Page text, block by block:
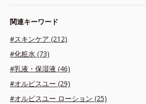
関連キーワード
#スキンケア (212)
#化粧水 (73)
#乳液・保湿液 (46)
#オルビスユー (29)
#オルビスユー ローション (25)